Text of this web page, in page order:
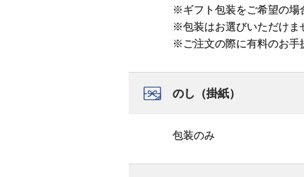
※ギフト包装をご希望の場
※包装はお選びいただけま
※ご注文の際に有料のお手
のし（掛紙）
包装のみ